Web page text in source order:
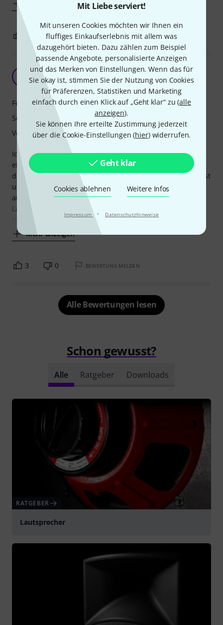
Mit Liebe serviert!
Mit unseren Cookies möchten wir Ihnen ein
fluffiges Einkaufserlebnis mit allem was
dazugehört bieten. Dazu zählen zum Beispiel
passende Angebote, personalisierte Anzeigen
und das Merken von Einstellungen. Wenn das für
Sie okay ist, stimmen Sie der Nutzung von Cookies
für Präferenzen, Statistiken und Marketing
einfach durch einen Klick auf „Geht klar“ zu (alle
anzeigen).
Sie können Ihre erteilte Zustimmung jederzeit
über die Cookie-Einstellungen (hier) widerrufen.
Geht klar
Cookies ablehnen Weitere Infos
Impressum · Datenschutzhinweise
0 0 BEWERTUNG MELDEN
Druckvoller Sound in extrem kompakter Box
Johannes999 05.12.2009
Ich verwende die Evoice ZX1 schon seit längerer Zeit. Zum
einen verwende ich sie bei mir zuhause zum Musikhören,
da der Sound auch in kleinen Räumen sehr klar zu hören ist
und die Box auch schon bei geringen Lautstärken sehr
ausgewogen klingt. Desweiteren verwende ich diese
Lautsprecher als Monitore bei Konzerten mit Chorgesang.
Hierfür bekommt der Chor rechts uns
Mehr anzeigen
Features
Sound
Verarbeitung
3 0 BEWERTUNG MELDEN
Alle Bewertungen lesen
Schon gewusst?
Alle Ratgeber Downloads
RATGEBER
Lautsprecher